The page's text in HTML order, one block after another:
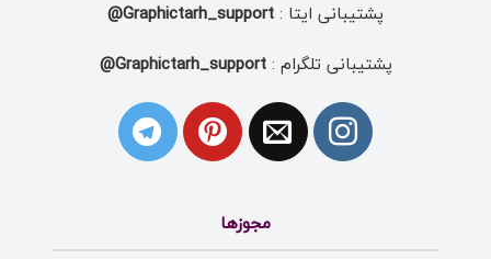
پشتیبانی ایتا : Graphictarh_support@
پشتیبانی تلگرام :Graphictarh_support@
مجوزها